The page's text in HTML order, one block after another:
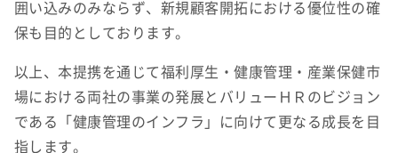
囲い込みのみならず、新規顧客開拓における優位性の確
保も目的としております。
以上、本提携を通じて福利厚生・健康管理・産業保健市
場における両社の事業の発展とバリューＨＲのビジョン
である「健康管理のインフラ」に向けて更なる成長を目
指します。